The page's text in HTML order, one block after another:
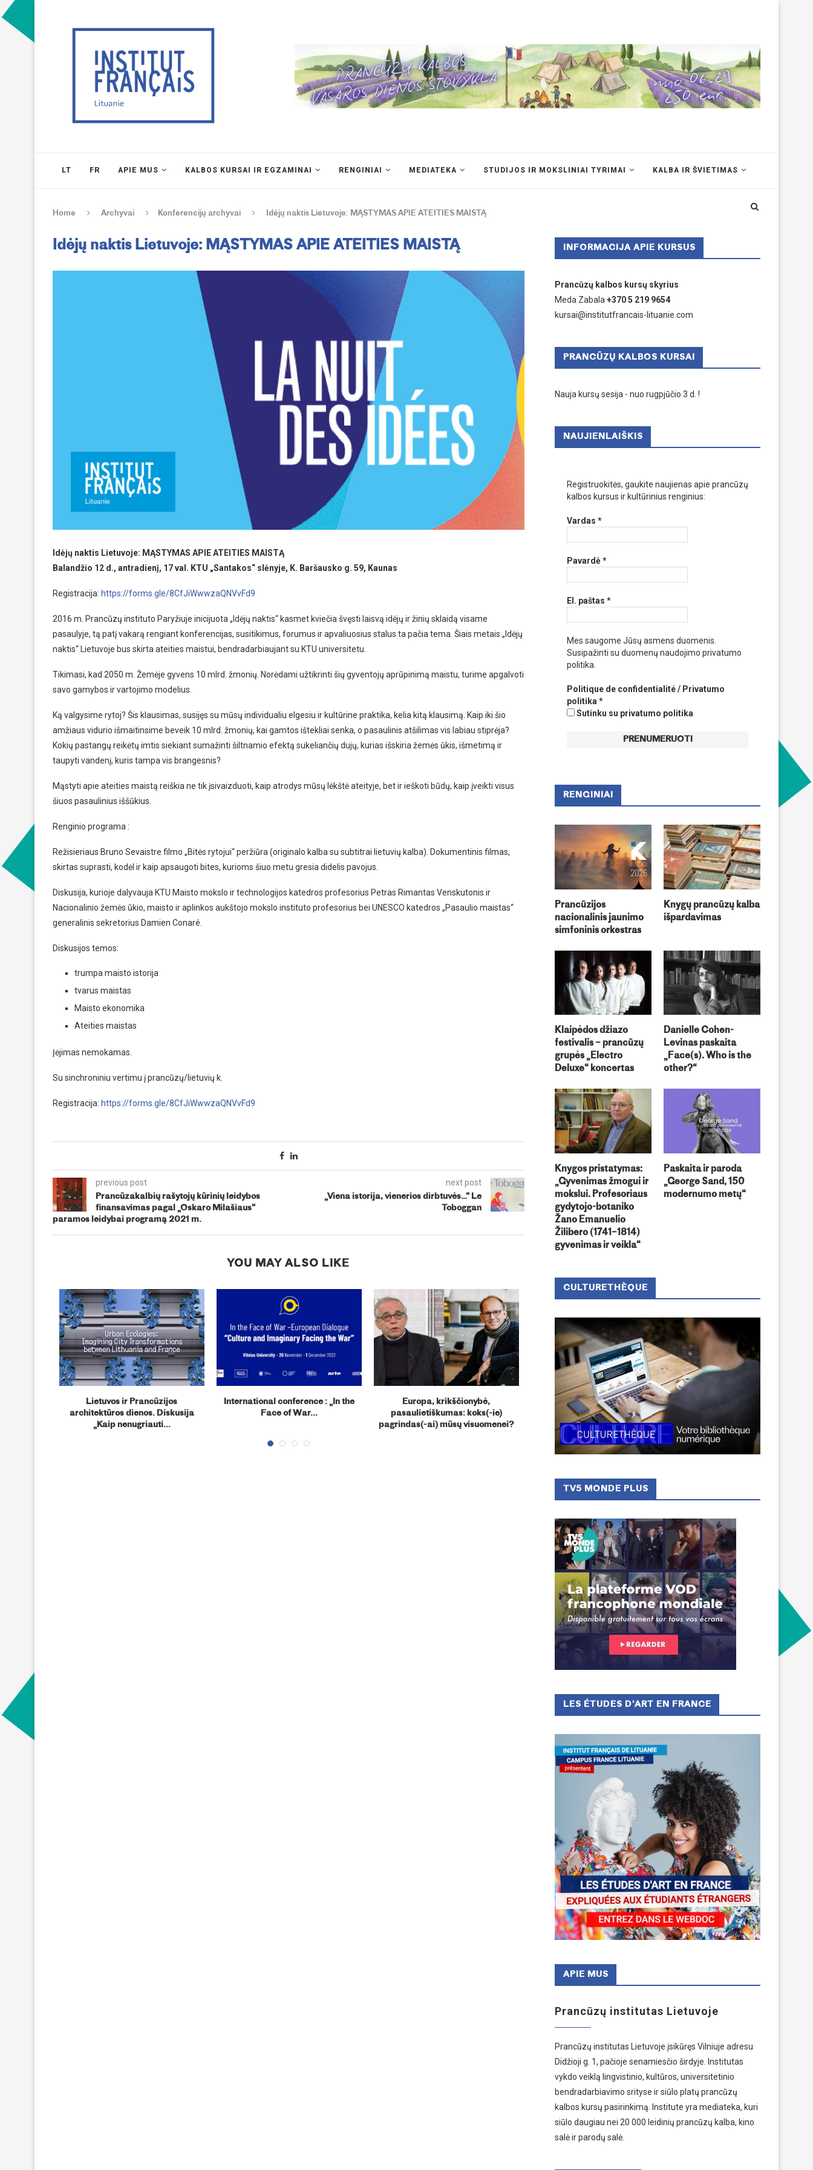
LT FR APIE MUS KALBOS KURSAI IR EGZAMINAI RENGINIAI MEDIATEKA STUDIJOS IR MOKSLINIAI TYRIMAI KALBA IR ŠVIETIMAS
Home Archyvai Konferencijų archyvai Idėjų naktis Lietuvoje: MĄSTYMAS APIE ATEITIES MAISTĄ
Idėjų naktis Lietuvoje: MĄSTYMAS APIE ATEITIES MAISTĄ
Idėjų naktis Lietuvoje: MĄSTYMAS APIE ATEITIES MAISTĄ
Balandžio 12 d., antradienį, 17 val. KTU „Santakos“ slėnyje, K. Baršausko g. 59, Kaunas
Registracija: https://forms.gle/8CfJiWwwzaQNVvFd9
2016 m. Prancūzų instituto Paryžiuje inicijuota „Idėjų naktis“ kasmet kviečia švęsti laisvą idėjų ir žinių sklaidą visame
pasaulyje, tą patį vakarą rengiant konferencijas, susitikimus, forumus ir apvaliuosius stalus ta pačia tema. Šiais metais „Idėjų
naktis“ Lietuvoje bus skirta ateities maistui, bendradarbiaujant su KTU universitetu.
Tikimasi, kad 2050 m. Žemėje gyvens 10 mlrd. žmonių. Norėdami užtikrinti šių gyventojų aprūpinimą maistu, turime apgalvoti
savo gamybos ir vartojimo modelius.
Ką valgysime rytoj? Šis klausimas, susijęs su mūsų individualiu elgesiu ir kultūrine praktika, kelia kitą klausimą. Kaip iki šio
amžiaus vidurio išmaitinsime beveik 10 mlrd. žmonių, kai gamtos ištekliai senka, o pasaulinis atšilimas vis labiau stiprėja?
Kokių pastangų reikėtų imtis siekiant sumažinti šiltnamio efektą sukeliančių dujų, kurias išskiria žemės ūkis, išmetimą ir
taupyti vandenį, kuris tampa vis brangesnis?
Mąstyti apie ateities maistą reiškia ne tik įsivaizduoti, kaip atrodys mūsų lėkštė ateityje, bet ir ieškoti būdų, kaip įveikti visus
šiuos pasaulinius iššūkius.
Renginio programa :
Režisieriaus Bruno Sevaistre filmo „Bitės rytojui“ peržiūra (originalo kalba su subtitrai lietuvių kalba). Dokumentinis filmas,
skirtas suprasti, kodėl ir kaip apsaugoti bites, kurioms šiuo metu gresia didelis pavojus.
Diskusija, kurioje dalyvauja KTU Maisto mokslo ir technologijos katedros profesorius Petras Rimantas Venskutonis ir
Nacionalinio žemės ūkio, maisto ir aplinkos aukštojo mokslo instituto profesorius bei UNESCO katedros „Pasaulio maistas“
generalinis sekretorius Damien Conaré.
Diskusijos temos:
trumpa maisto istorija
tvarus maistas
Maisto ekonomika
Ateities maistas
Įėjimas nemokamas.
Su sinchroniniu vertimu į prancūzų/lietuvių k.
Registracija: https://forms.gle/8CfJiWwwzaQNVvFd9
previous post
Prancūzakalbių rašytojų kūrinių leidybos
finansavimas pagal „Oskaro Milašiaus“
paramos leidybai programą 2021 m.
next post
„Viena istorija, vienerios dirbtuvės…“ Le
Toboggan
YOU MAY ALSO LIKE
Lietuvos ir Prancūzijos
architektūros dienos. Diskusija
„Kaip nenugriauti...
International conference : „In the
Face of War...
Europa, krikščionybė,
pasaulietiškumas: koks(-ie)
pagrindas(-ai) mūsų visuomenei?
„Akušerinis ir ginekologinis
smurtas: nuo Camille Laurens iki...
chemijos pažanga nuo XIX
INFORMACIJA APIE KURSUS
Prancūzų kalbos kursų skyrius
Meda Zabala +370 5 219 9654
kursai@institutfrancais-lituanie.com
PRANCŪZŲ KALBOS KURSAI
Nauja kursų sesija - nuo rugpjūčio 3 d. !
NAUJIENLAIŠKIS
Registruokitės, gaukite naujienas apie prancūzų
kalbos kursus ir kultūrinius renginius:
Vardas *
Pavardė*
El. paštas *
Mes saugome Jūsų asmens duomenis.
Susipažinti su duomenų naudojimo privatumo
politika.
Politique de confidentialité / Privatumo
politika *
Sutinku su privatumo politika
RENGINIAI
Prancūzijos
nacionalinis jaunimo
simfoninis orkestras
Knygų prancūzų kalba
išpardavimas
Klaipėdos džiazo
festivalis – prancūzų
grupės „Electro
Deluxe“ koncertas
Danielle Cohen-
Levinas paskaita
„Face(s). Who is the
other?“
Knygos pristatymas:
„Gyvenimas žmogui ir
mokslui. Profesoriaus
gydytojo-botaniko
Žano Emanuelio
Žilibero (1741–1814)
gyvenimas ir veikla“
Paskaita ir paroda
„George Sand, 150
modernumo metų“
CULTURETHÈQUE
TV5 MONDE PLUS
LES ÉTUDES D’ART EN FRANCE
APIE MUS
Prancūzų institutas Lietuvoje
Prancūzų institutas Lietuvoje įsikūręs Vilniuje adresu
Didžioji g. 1, pačioje senamiesčio širdyje. Institutas
vykdo veiklą lingvistinio, kultūros, universitetinio
bendradarbiavimo srityse ir siūlo platų prancūzų
kalbos kursų pasirinkimą. Institute yra mediateka, kuri
siūlo daugiau nei 20 000 leidinių prancūzų kalba, kino
salė ir parodų salė.